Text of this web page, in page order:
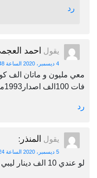
رد
يقول احمد
4 ديسمبر، 2020 الساعة 4:48 م
معي مليون و ماتان الف
فات 100الف اصدار1993موبيل رقم01226312609
رد
يقول المنذر :
5 ديسمبر، 2020 الساعة 4:24 م
لو عندي 10 الف دينار ليبي في مصر يعملو كام مصري